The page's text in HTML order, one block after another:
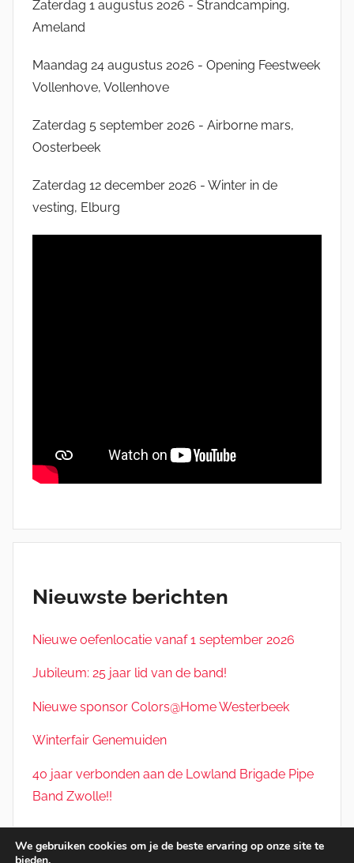
Zaterdag 1 augustus 2026 - Strandcamping,
Ameland
Maandag 24 augustus 2026 - Opening Feestweek
Vollenhove, Vollenhove
Zaterdag 5 september 2026 - Airborne mars,
Oosterbeek
Zaterdag 12 december 2026 - Winter in de
vesting, Elburg
Nieuwste berichten
Nieuwe oefenlocatie vanaf 1 september 2026
Jubileum: 25 jaar lid van de band!
Nieuwe sponsor Colors@Home Westerbeek
Winterfair Genemuiden
40 jaar verbonden aan de Lowland Brigade Pipe
Band Zwolle!!
We gebruiken cookies om je de beste ervaring op onze site te